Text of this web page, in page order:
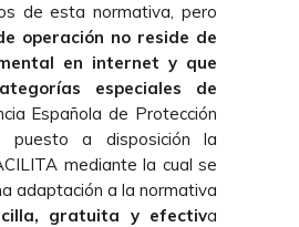
de esta normativa, pero
operación no reside de
en internet y que
especiales de
Española de Protección
a disposición la
mediante la cual se
adaptación a la normativa
gratuita y efectiva